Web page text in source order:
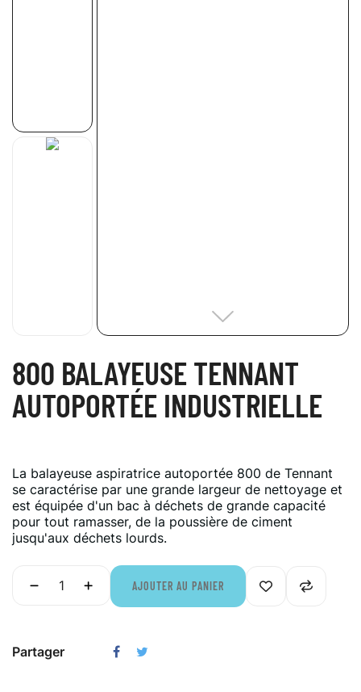
800 BALAYEUSE TENNANT
AUTOPORTÉE INDUSTRIELLE
La balayeuse aspiratrice autoportée 800 de Tennant
se caractérise par une grande largeur de nettoyage et
est équipée d'un bac à déchets de grande capacité
pour tout ramasser, de la poussière de ciment
jusqu'aux déchets lourds.
AJOUTER AU PANIER
Partager